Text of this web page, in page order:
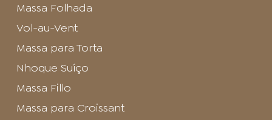
Massa Folhada
Vol-au-Vent
Massa para Torta
Nhoque Suíço
Massa Fillo
Massa para Croissant